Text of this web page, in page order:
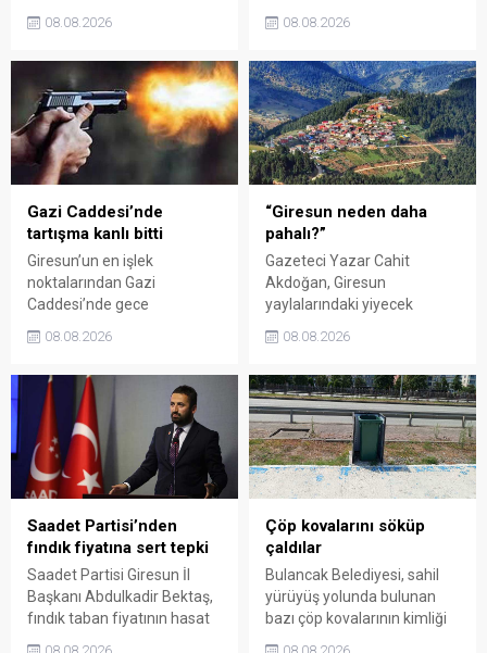
sanat ve eğlenceyle
organizasyonun ardından
Kadın El Emeği Pazarı'nın
süresi de 16 Ağustos'a
kadar uzatıldı.
08.08.2026
üzerinden iktidar
eleştirdi. Taşgöz, üreticinin
emeğinin karşılığını
alamadığını savunarak,
Giresun milletvekillerini
sessiz kalmakla suçladı.
08.08.2026
Gazi Caddesi’nde
tartışma kanlı bitti
Giresun’un en işlek
noktalarından Gazi
Caddesi’nde gece
kavgada A.E. ayağından
bölgede kısa süreli panik
yaşanırken polis geniş çaplı
soruşturma başlattı.
08.08.2026
“Giresun neden daha
pahalı?”
Gazeteci Yazar Cahit
Akdoğan, Giresun
yaylalarındaki yiyecek
belirgin biçimde yüksek
Valiliği, Tarım ve Orman İl
Müdürlüğü ile ilgili kurumları
denetime çağırdı. Akdoğan,
yüzde 50’ye ulaşan fiyat
farklarının araştırılması
gerektiğini söyledi.
08.08.2026
Saadet Partisi’nden
fındık fiyatına sert tepki
Saadet Partisi Giresun İl
Başkanı Abdulkadir Bektaş,
fındık taban fiyatının hasat
Çöp kovalarını söküp
çaldılar
Bulancak Belediyesi, sahil
yürüyüş yolunda bulunan
bazı çöp kovalarının kimliği